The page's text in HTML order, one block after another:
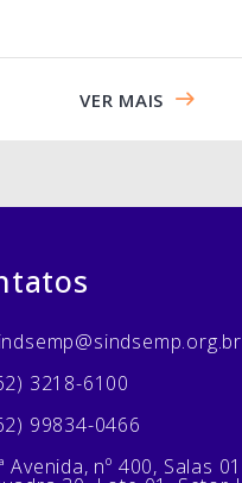
VER MAIS
3218-6100
99834-0466
Avenida, nº 400, Salas